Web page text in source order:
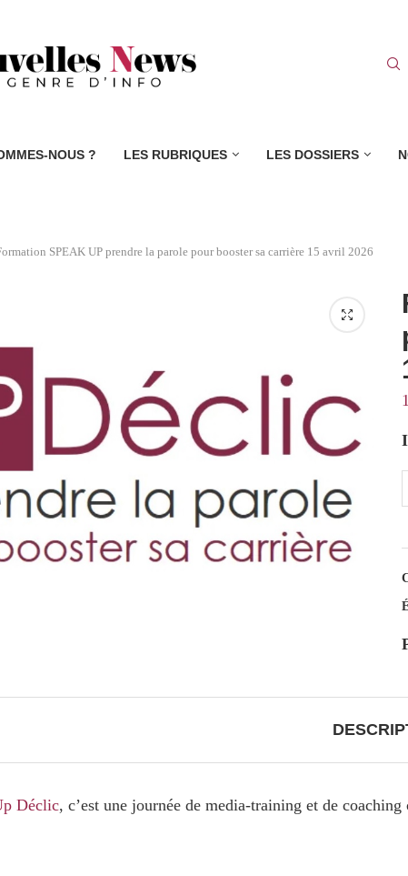
NOUS ? LES RUBRIQUES LES DOSSIERS
SPEAK UP prendre la parole pour booster sa carrière 15 avril 2026
Déclic, c’est une journée de media-training et de